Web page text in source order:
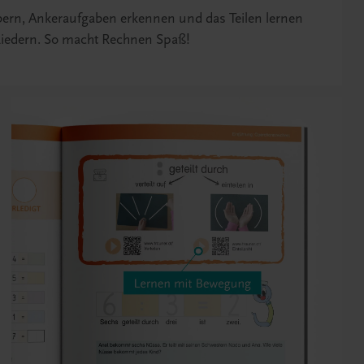
Ankeraufgaben erkennen und das Teilen lernen
So macht Rechnen Spaß!